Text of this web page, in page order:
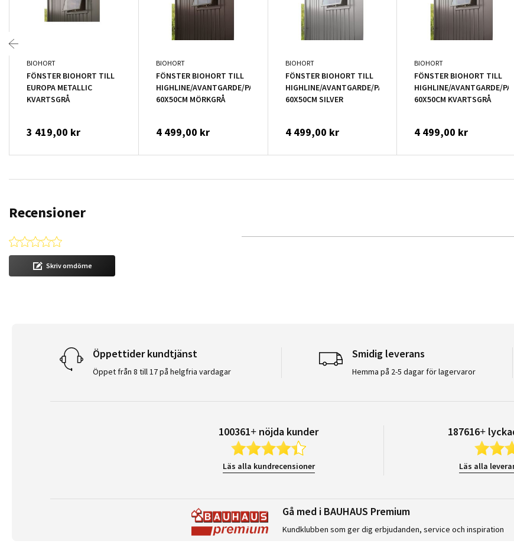
BIOHORT
FÖNSTER BIOHORT TILL
EUROPA METALLIC
KVARTSGRÅ
3 419,00 kr
BIOHORT
FÖNSTER BIOHORT TILL
HIGHLINE/AVANTGARDE/PANORAMA
60X50CM MÖRKGRÅ
4 499,00 kr
BIOHORT
FÖNSTER BIOHORT TILL
HIGHLINE/AVANTGARDE/PANORAMA
60X50CM SILVER
4 499,00 kr
BIOHORT
FÖNSTER BIOHORT TILL
HIGHLINE/AVANTGARDE/
60X50CM KVARTSGRÅ
4 499,00 kr
Recensioner
0.0 star rating
Skriv omdöme
Öppettider kundtjänst
Öppet från 8 till 17 på helgfria vardagar
Smidig leverans
Hemma på 2-5 dagar för lagervaror
100361+ nöjda kunder
Läs alla kundrecensioner
187616+
Läs alla
Gå med i BAUHAUS Premium
Kundklubben som ger dig erbjudanden, service och inspiration